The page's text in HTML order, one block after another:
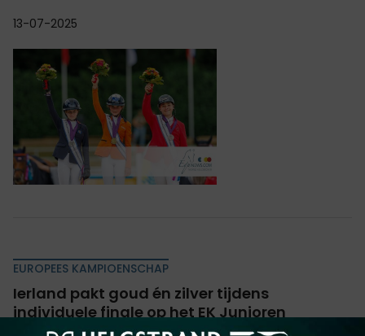
13-07-2025
EUROPEES KAMPIOENSCHAP
Ierland pakt goud én zilver tijdens
individuele finale op het EK Junioren